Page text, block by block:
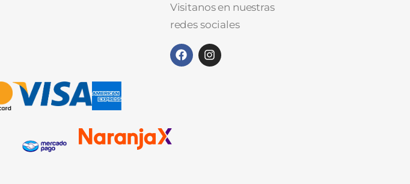
Visitanos en nuestras
redes sociales